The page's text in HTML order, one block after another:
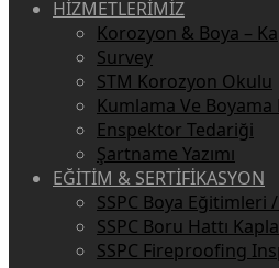
HİZMETLERİMİZ
Korozyon & Boya –
Survey
STM Korozyon Okulu
Kumlama Ve
Enspektor Tedariği
Şartname Yazımı
EĞİTİM & SERTİFİKASYON
SSPC Boya
SSPC Boru Hattı
SSPC Fireproofing